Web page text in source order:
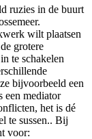
ruzies in de buurt
wilt plaatsen
grotere
te schakelen
bijvoorbeeld een
een mediator
het is dé
te sussen.. Bij
voor: